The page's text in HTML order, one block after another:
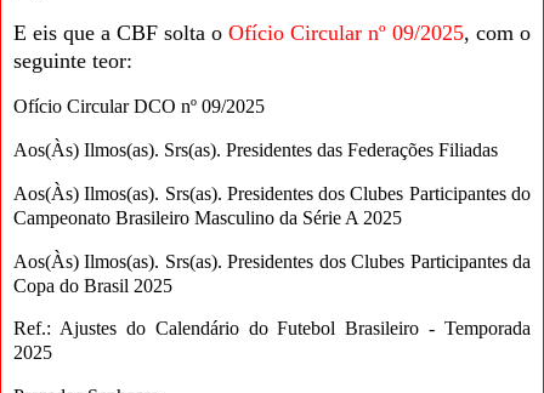
E eis que a CBF solta o Ofício Circular nº 09/2025, com o
seguinte teor:
Ofício Circular DCO nº 09/2025
Aos(Às) Ilmos(as). Srs(as). Presidentes das Federações Filiadas
Aos(Às) Ilmos(as). Srs(as). Presidentes dos Clubes Participantes do
Campeonato Brasileiro Masculino da Série A 2025
Aos(Às) Ilmos(as). Srs(as). Presidentes dos Clubes Participantes da
Copa do Brasil 2025
Ref.: Ajustes do Calendário do Futebol Brasileiro - Temporada
2025